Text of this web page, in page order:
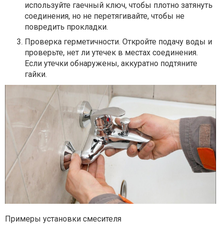
используйте гаечный ключ, чтобы плотно затянуть
соединения, но не перетягивайте, чтобы не
повредить прокладки.
Проверка герметичности. Откройте подачу воды и
проверьте, нет ли утечек в местах соединения.
Если утечки обнаружены, аккуратно подтяните
гайки.
Примеры установки смесителя